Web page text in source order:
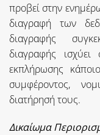
προβεί στην
διαγραφή των
διαγραφής
διαγραφής
εκπλήρωσης
συμφέροντος,
διατήρησή τους.
Δικαίωμα